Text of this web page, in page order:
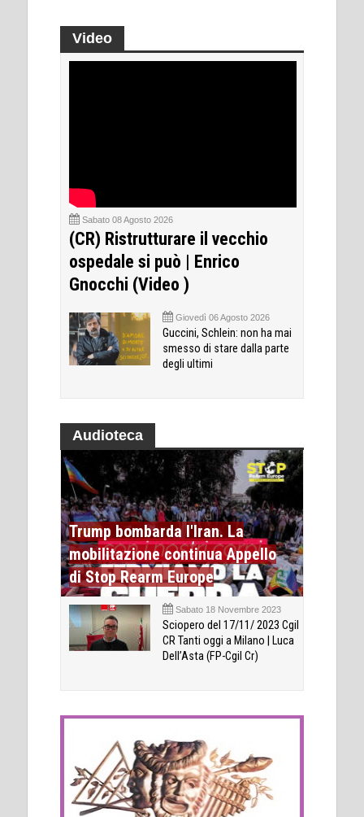
Video
Sabato 08 Agosto 2026
(CR) Ristrutturare il vecchio
ospedale si può | Enrico
Gnocchi (Video )
Giovedì 06 Agosto 2026
Guccini, Schlein: non ha mai
smesso di stare dalla parte
degli ultimi
Audioteca
Trump bombarda l'Iran. La
mobilitazione continua Appello
di Stop Rearm Europe
Sabato 18 Novembre 2023
Sciopero del 17/11/ 2023 Cgil
CR Tanti oggi a Milano | Luca
Dell’Asta (FP-Cgil Cr)